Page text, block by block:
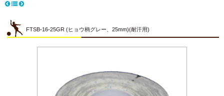
FTSB-16-25GR (ヒョウ柄グレー、25mm)(耐汗用)